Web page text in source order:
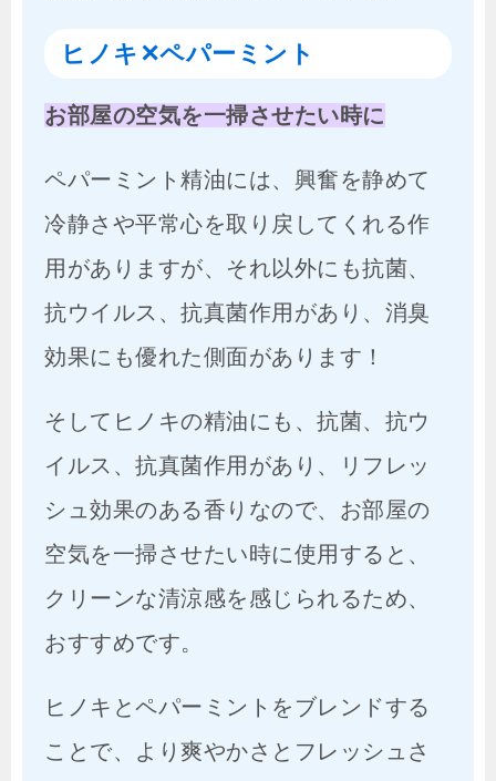
ヒノキ✕ペパーミント
お部屋の空気を一掃させたい時に
ペパーミント精油には、興奮を静めて
冷静さや平常心を取り戻してくれる作
用がありますが、それ以外にも抗菌、
抗ウイルス、抗真菌作用があり、消臭
効果にも優れた側面があります！
そしてヒノキの精油にも、抗菌、抗ウ
イルス、抗真菌作用があり、リフレッ
シュ効果のある香りなので、お部屋の
空気を一掃させたい時に使用すると、
クリーンな清涼感を感じられるため、
おすすめです。
ヒノキとペパーミントをブレンドする
ことで、より爽やかさとフレッシュさ